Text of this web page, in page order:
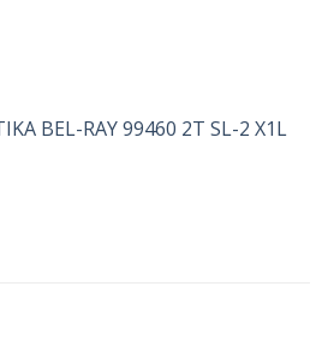
BEL-RAY 99460 2T SL-2 X1L